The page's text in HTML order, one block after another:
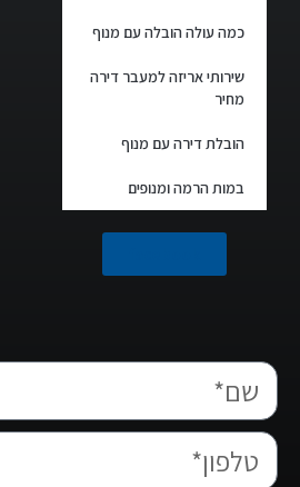
כמה עולה הובלה עם מנוף
שירותי אריזה למעבר דירה
מחיר
הובלת דירה עם מנוף
במות הרמה ומנופים